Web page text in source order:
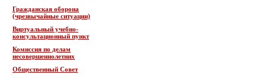
Гражданская оборона
(чрезвычайные ситуации)
Виртуальный учебно-
консультационный пункт
Комиссия по делам
несовершеннолетних
Общественный Совет